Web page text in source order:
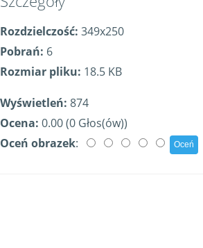
Rozdzielczość: 349x250
Pobrań: 6
Rozmiar pliku: 18.5 KB
Wyświetleń: 874
Ocena: 0.00 (0 Głos(ów))
Oceń obrazek: